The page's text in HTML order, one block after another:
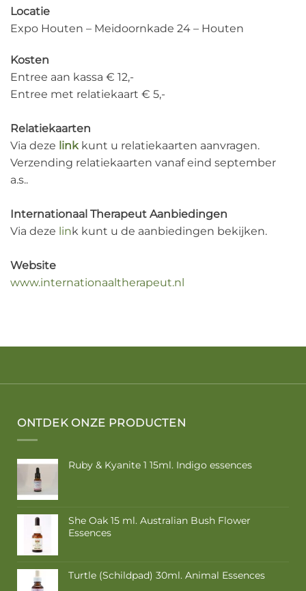
Locatie
Expo Houten – Meidoornkade 24 – Houten
Kosten
Entree aan kassa € 12,-
Entree met relatiekaart € 5,-
Relatiekaarten
Via deze linkkunt u relatiekaarten aanvragen.
Verzending relatiekaarten vanaf eind september
a.s..
Internationaal Therapeut Aanbiedingen
Via deze link kunt u de aanbiedingen bekijken.
Website
www.internationaaltherapeut.nl
ONTDEK ONZE PRODUCTEN
Ruby & Kyanite 1 15ml. Indigo essences
She Oak 15 ml. Australian Bush Flower
Essences
Turtle (Schildpad) 30ml. Animal Essences